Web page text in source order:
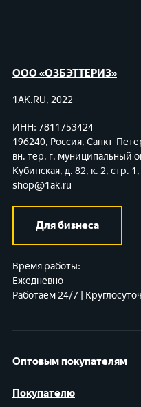
Оптовым покупателям
Покупателю
ООО «ОЗБЭТТЕРИЗ»
1AK.RU, 2022
ИНН: 7811753424
196240, Россия, Санкт-
вн. тер. г. муниципальный
Кубинская, д. 82, к. 2, стр.
shop@1ak.ru
Для бизнеса
Время работы:
Ежедневно
Работаем 24/7 |